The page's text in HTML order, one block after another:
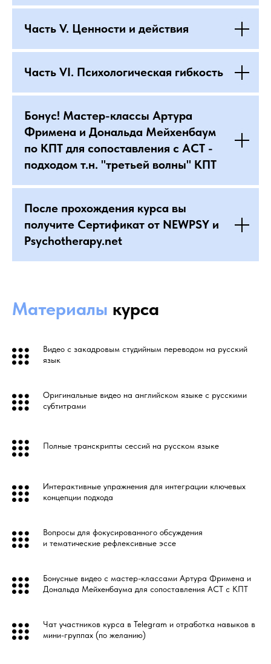
Часть V. Ценности и действия
Часть VI. Психологическая гибкость
Бонус! Мастер-классы Артура
Фримена и Дональда Мейхенбаум
по КПТ для сопоставления с ACT -
подходом т.н. "третьей волны" КПТ
После прохождения курса вы
получите Cертификат от NEWPSY и
Psychotherapy.net
Материалы курса
Видео с закадровым студийным переводом на русский
язык
Оригинальные видео на английском языке с русскими
субтитрами
Полные транскрипты сессий на русском языке
Интерактивные упражнения для интеграции ключевых
концепции подхода
Вопросы для фокусированного обсуждения
и тематические рефлексивные эссе
Бонусные видео с мастер-классами Артура Фримена и
Дональда Мейхенбаума для сопоставления ACT с КПТ
Чат участников курса в Telegram и отработка навыков в
мини-группах (по желанию)